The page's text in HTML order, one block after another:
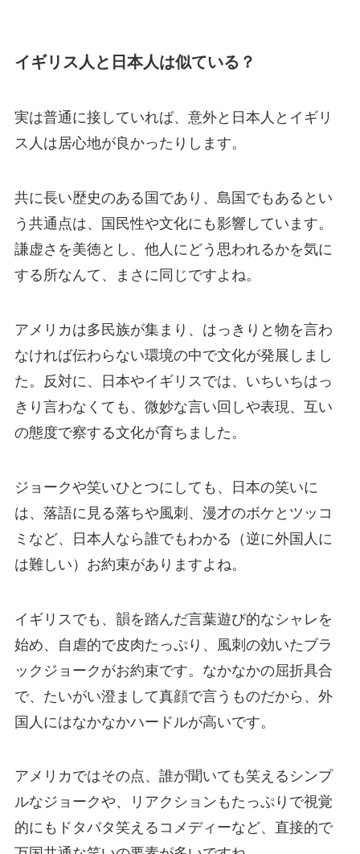
イギリス人と日本人は似ている？
実は普通に接していれば、意外と日本人とイギリ
ス人は居心地が良かったりします。
共に長い歴史のある国であり、島国でもあるとい
う共通点は、国民性や文化にも影響しています。
謙虚さを美徳とし、他人にどう思われるかを気に
する所なんて、まさに同じですよね。
アメリカは多民族が集まり、はっきりと物を言わ
なければ伝わらない環境の中で文化が発展しまし
た。反対に、
日本やイギリスでは、いちいちはっ
きり言わなくても、 微妙な言い回しや表現、互い
の態度で察する文化が育ちました。
ジョークや笑いひとつにしても、日本の笑いに
は、落語に見る落ちや風刺、漫才のボケとツッコ
ミなど、日本人なら誰でもわかる（逆に外国人に
は難しい）お約束がありますよね。
イギリスでも、韻を踏んだ言葉遊び的なシャレを
始め、自虐的で皮肉たっぷり、風刺の効いたブラ
ックジョークがお約束です。なかなかの屈折具合
で、たいがい澄まして真顔で言うものだから、外
国人にはなかなかハードルが高いです。
アメリカではその点、誰が聞いても笑えるシンプ
ルなジョークや、リアクションもたっぷりで視覚
的にもドタバタ笑えるコメディーなど、直接的で